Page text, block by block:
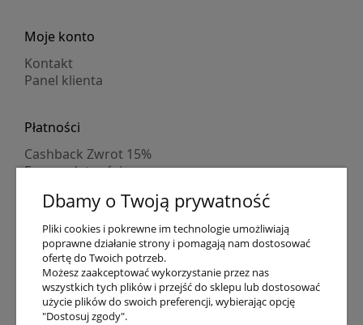
Moje konto
Kontakt
Panel klienta
Płatności
Cashback Zwrot 15%
Formy płatności
Numer konta
PayPo kupujesz, nie płacisz
Progi rabatowe
Promocje
Dostawa
Dbamy o Twoją prywatność
Pliki cookies i pokrewne im technologie umożliwiają
poprawne działanie strony i pomagają nam dostosować
ofertę do Twoich potrzeb.
Możesz zaakceptować wykorzystanie przez nas
wszystkich tych plików i przejść do sklepu lub dostosować
użycie plików do swoich preferencji, wybierając opcję
"Dostosuj zgody".